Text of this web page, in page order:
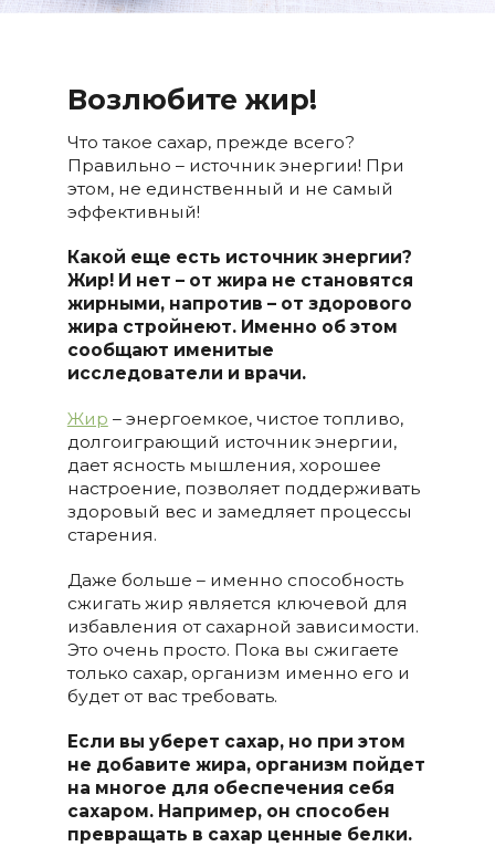
Возлюбите жир!
Что такое сахар, прежде всего?
Правильно – источник энергии! При
этом, не единственный и не самый
эффективный!
Какой еще есть источник энергии?
Жир! И нет – от жира не становятся
жирными, напротив – от здорового
жира стройнеют. Именно об этом
сообщают именитые
исследователи и врачи.
Жир – энергоемкое, чистое топливо,
долгоиграющий источник энергии,
дает ясность мышления, хорошее
настроение, позволяет поддерживать
здоровый вес и замедляет процессы
старения.
Даже больше – именно способность
сжигать жир является ключевой для
избавления от сахарной зависимости.
Это очень просто. Пока вы сжигаете
только сахар, организм именно его и
будет от вас требовать.
Если вы уберет сахар, но при этом
не добавите жира, организм пойдет
на многое для обеспечения себя
сахаром. Например, он способен
превращать в сахар ценные белки.